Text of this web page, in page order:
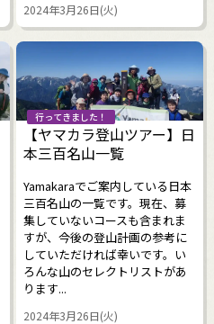
2024年3月26日(火)
行ってきました！
【ヤマカラ登山ツアー】日
本三百名山一覧
Yamakaraでご案内している日本
三百名山の一覧です。現在、募
集していないコースも含まれま
すが、今後の登山計画の参考に
していただければ幸いです。い
ろんな山のセレクトリストがあ
ります...
2024年3月26日(火)